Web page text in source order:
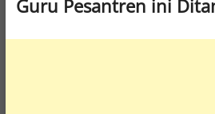
Guru Pesantren ini